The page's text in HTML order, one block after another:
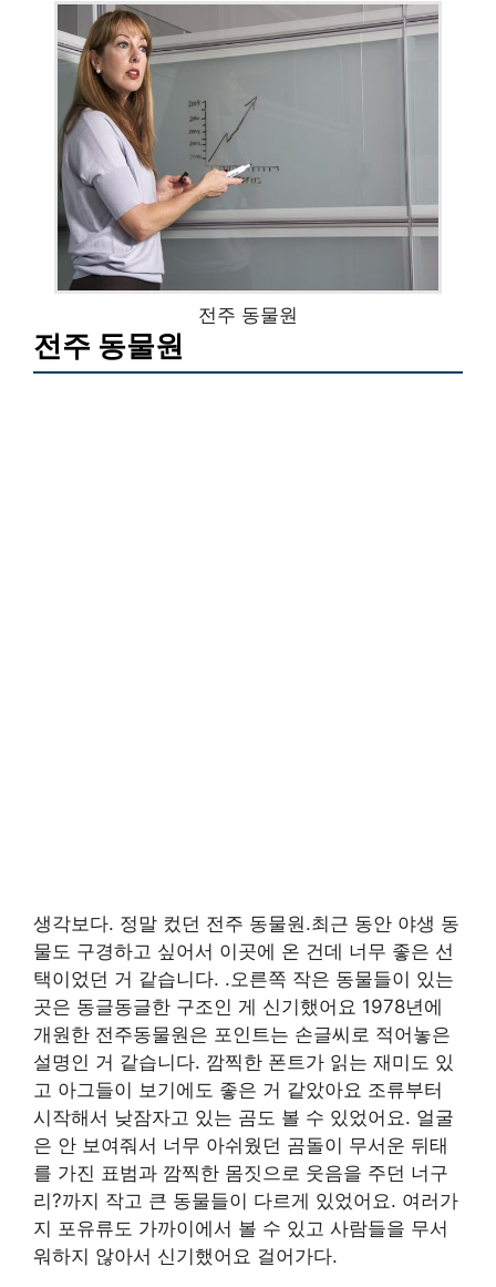
전주 동물원
전주 동물원
생각보다. 정말 컸던 전주 동물원.최근 동안 야생 동
물도 구경하고 싶어서 이곳에 온 건데 너무 좋은 선
택이었던 거 같습니다. .오른쪽 작은 동물들이 있는
곳은 동글동글한 구조인 게 신기했어요 1978년에
개원한 전주동물원은 포인트는 손글씨로 적어놓은
설명인 거 같습니다. 깜찍한 폰트가 읽는 재미도 있
고 아그들이 보기에도 좋은 거 같았아요 조류부터
시작해서 낮잠자고 있는 곰도 볼 수 있었어요. 얼굴
은 안 보여줘서 너무 아쉬웠던 곰돌이 무서운 뒤태
를 가진 표범과 깜찍한 몸짓으로 웃음을 주던 너구
리?까지 작고 큰 동물들이 다르게 있었어요. 여러가
지 포유류도 가까이에서 볼 수 있고 사람들을 무서
워하지 않아서 신기했어요 걸어가다.